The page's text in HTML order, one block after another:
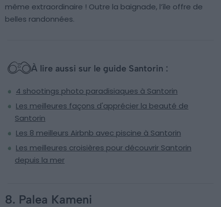
même extraordinaire ! Outre la baignade, l’île offre de
belles randonnées.
À lire aussi sur le guide Santorin :
4 shootings photo paradisiaques à Santorin
Les meilleures façons d'apprécier la beauté de
Santorin
Les 8 meilleurs Airbnb avec piscine à Santorin
Les meilleures croisières pour découvrir Santorin
depuis la mer
8. Palea Kameni